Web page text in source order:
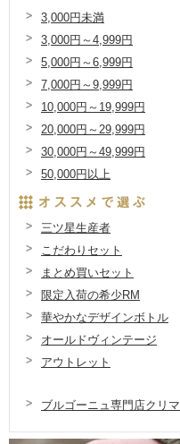
3,000円未満
3,000円～4,999円
5,000円～6,999円
7,000円～9,999円
10,000円～19,999円
20,000円～29,999円
30,000円～49,999円
50,000円以上
三ツ星生産者
こだわりセット
まとめ買いセット
限定入荷の希少RM
華やかなデザインボトル
オールドヴィンテージ
アウトレット
ブルゴーニュ専門店クリマ